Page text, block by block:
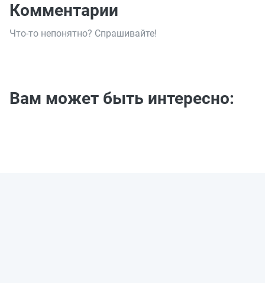
Комментарии
Что-то непонятно? Спрашивайте!
Вам может быть интересно: